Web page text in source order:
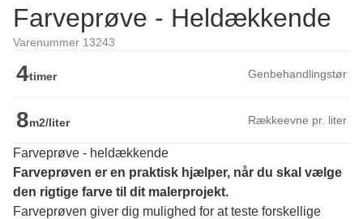
Farveprøve - Heldækkende
Varenummer 13243
4timer Genbehandlingstør
8m2/liter Rækkeevne pr. liter
Farveprøve - heldækkende
Farveprøven er en praktisk hjælper, når du skal vælge
den rigtige farve til dit malerprojekt.
Farveprøven giver dig mulighed for at teste forskellige